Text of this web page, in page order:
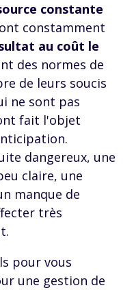
constante
constamment
au coût le
des normes de
de leurs soucis
ne sont pas
fait l'objet
dangereux, une
claire, une
manque de
très
pour vous
une gestion de